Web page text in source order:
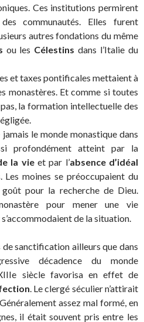
Ces institutions permirent
communautés. Elles furent
autres fondations du même
ou les Célestins dans l’Italie du
et taxes pontificales mettaient à
monastères. Et comme si toutes
la formation intellectuelle des
le monde monastique dans
profondément atteint par la
la vieet par l’absence d’idéal
Les moines se préoccupaient du
goût pour la recherche de Dieu.
pour mener une vie
de la situation.
sanctification ailleurs que dans
décadence du monde
siècle favorisa en effet de
. Le clergé séculier n’attirait
assez mal formé, en
il était souvent pris entre les